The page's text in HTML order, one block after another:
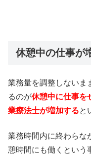
休憩中の仕事が
業務量を調整しないま
るのが休憩中に仕事を
業療法士が増加すると
業務時間内に終わらな
憩時間にも働くという